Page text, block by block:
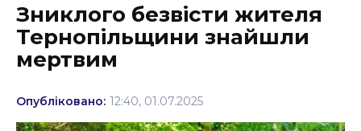
Культура
Освіта
Події
Зниклого безвісти жителя
Тернопільщини знайшли
мертвим
Опубліковано: 12:40, 01.07.2025